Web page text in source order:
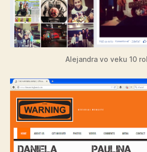
Alejandra vo veku 10